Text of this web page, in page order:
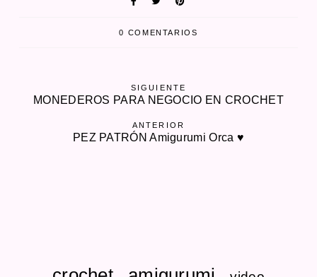
0 COMENTARIOS
SIGUIENTE
MONEDEROS PARA NEGOCIO EN CROCHET
ANTERIOR
PEZ PATRÓN Amigurumi Orca ♥